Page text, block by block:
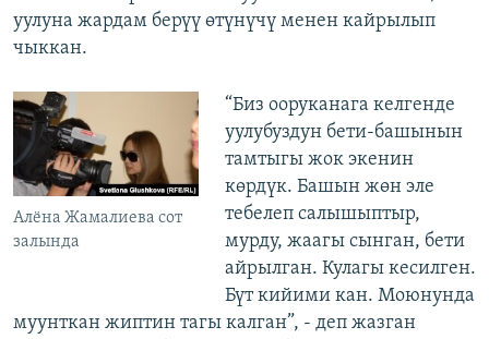
уулуна жардам берүү өтүнүчү менен кайрылып
чыккан.
Алёна Жамалиева сот
залында
“Биз ооруканага келгенде
уулубуздун бети-башынын
тамтыгы жок экенин
көрдүк. Башын жөн эле
тебелеп салышыптыр,
мурду, жаагы сынган, бети
айрылган. Кулагы кесилген.
Бүт кийими кан. Моюнунда
муунткан жиптин тагы калган”, - деп жазган